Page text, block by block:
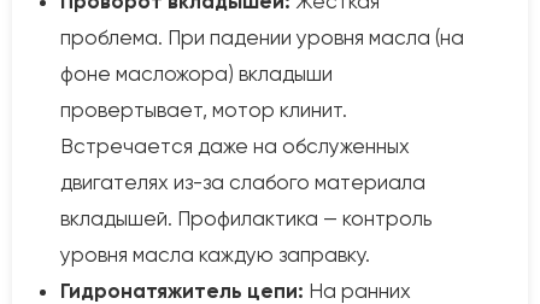
проблема. При падении уровня масла (на
фоне масложора) вкладыши
провертывает, мотор клинит.
Встречается даже на обслуженных
двигателях из-за слабого материала
вкладышей. Профилактика — контроль
уровня масла каждую заправку.
Гидронатяжитель цепи: На ранних